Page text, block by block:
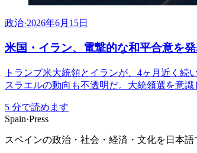
政治·2026年6月15日
米国・イラン、電撃的な和平合意を
トランプ米大統領とイランが、4ヶ月近く
スラエルの動向も不透明だ。大統領選を意
5 分で読めます
Spain·Press
スペインの政治・社会・経済・文化を日本